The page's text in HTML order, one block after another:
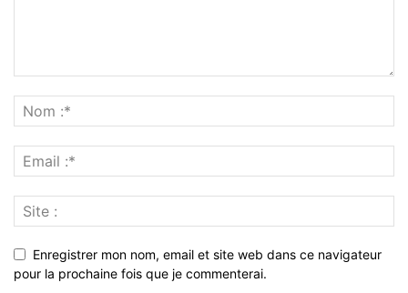
Enregistrer mon nom, email et site web dans ce navigateur
pour la prochaine fois que je commenterai.